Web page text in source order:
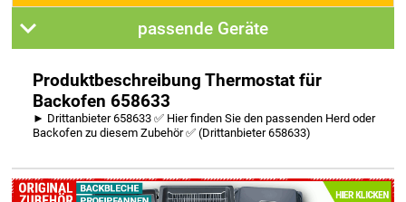
passende Geräte
Produktbeschreibung Thermostat für
Backofen 658633
► Drittanbieter 658633 ✅ Hier finden Sie den passenden Herd oder
Backofen zu diesem Zubehör ✅ (Drittanbieter 658633)